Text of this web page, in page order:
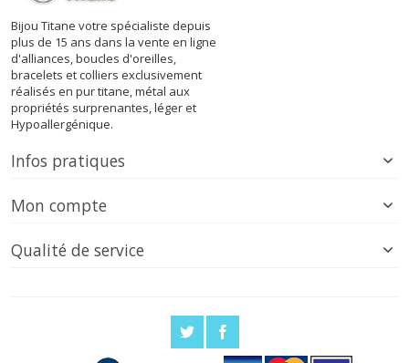
Bijou Titane votre spécialiste depuis
plus de 15 ans dans la vente en ligne
d'alliances, boucles d'oreilles,
bracelets et colliers exclusivement
réalisés en pur titane, métal aux
propriétés surprenantes, léger et
Hypoallergénique.
Infos pratiques
Mon compte
Qualité de service